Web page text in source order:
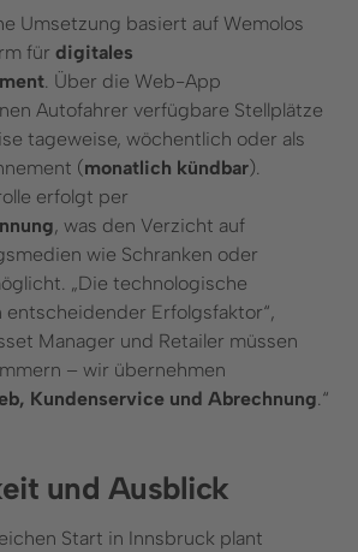
Umsetzung basiert auf Wemolos
fürdigitales
. Über die Web-App
Autofahrer verfügbare Stellplätze
tageweise, wöchentlich oder als
(monatlich kündbar).
erfolgt per
, was den Verzicht auf
wie Schranken oder
„Die technologische
Erfolgsfaktor“,
Manager und Retailer müssen
– wir übernehmen
Kundenservice und Abrechnung.“
und Ausblick
Start in Innsbruck plant